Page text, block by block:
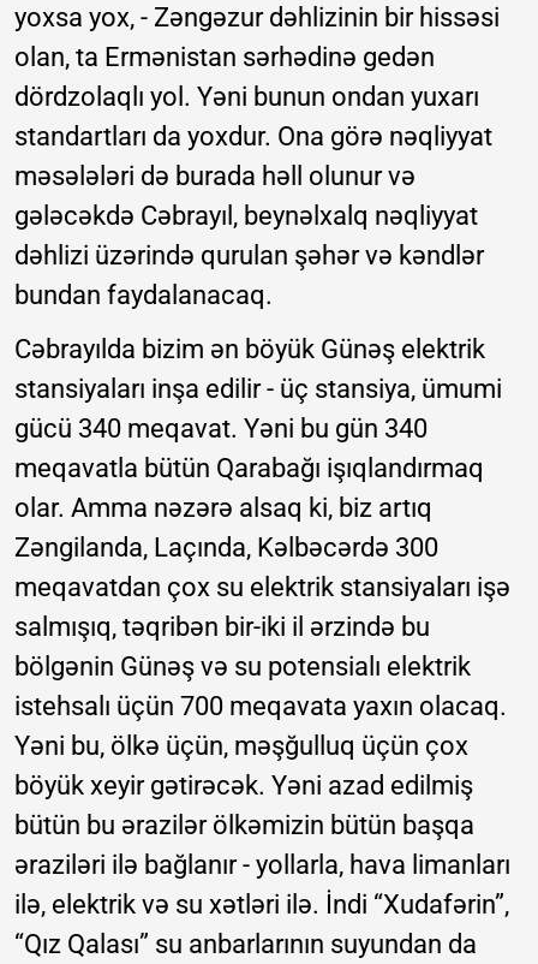
yoxsa yox, - Zəngəzur dəhlizinin bir hissəsi
olan, ta Ermənistan sərhədinə gedən
dördzolaqlı yol. Yəni bunun ondan yuxarı
standartları da yoxdur. Ona görə nəqliyyat
məsələləri də burada həll olunur və
gələcəkdə Cəbrayıl, beynəlxalq nəqliyyat
dəhlizi üzərində qurulan şəhər və kəndlər
bundan faydalanacaq.
Cəbrayılda bizim ən böyük Günəş elektrik
stansiyaları inşa edilir - üç stansiya, ümumi
gücü 340 meqavat. Yəni bu gün 340
meqavatla bütün Qarabağı işıqlandırmaq
olar. Amma nəzərə alsaq ki, biz artıq
Zəngilanda, Laçında, Kəlbəcərdə 300
meqavatdan çox su elektrik stansiyaları işə
salmışıq, təqribən bir-iki il ərzində bu
bölgənin Günəş və su potensialı elektrik
istehsalı üçün 700 meqavata yaxın olacaq.
Yəni bu, ölkə üçün, məşğulluq üçün çox
böyük xeyir gətirəcək. Yəni azad edilmiş
bütün bu ərazilər ölkəmizin bütün başqa
əraziləri ilə bağlanır - yollarla, hava limanları
ilə, elektrik və su xətləri ilə. İndi “Xudafərin”,
“Qız Qalası” su anbarlarının suyundan da